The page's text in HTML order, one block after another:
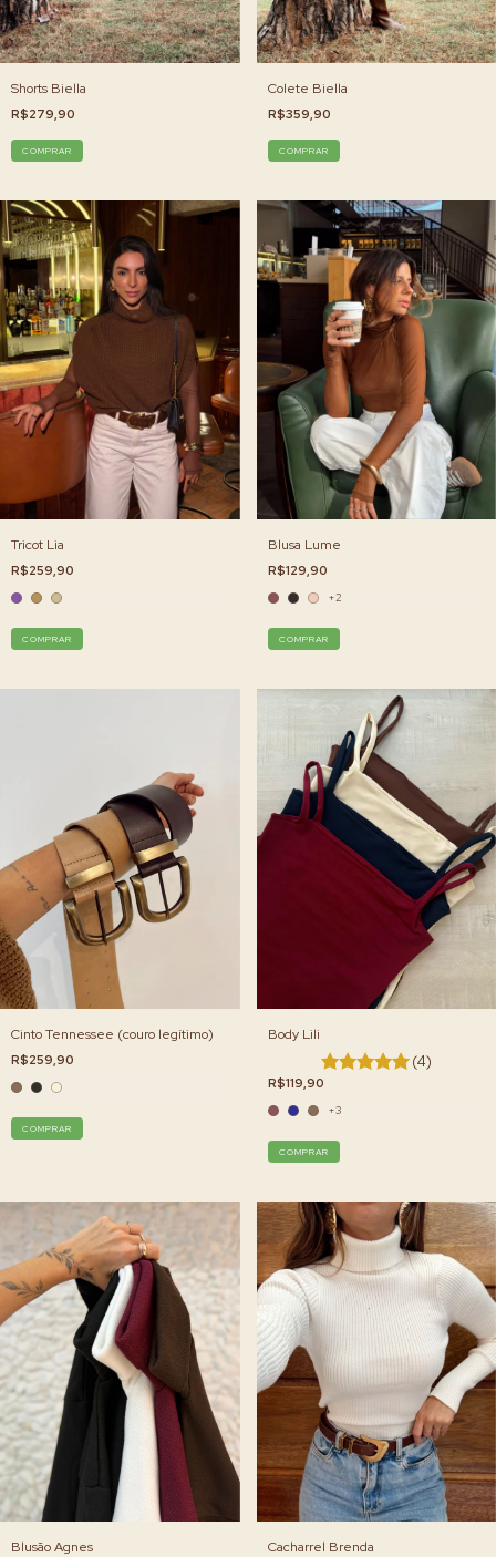
Shorts Biella
R$279,90
COMPRAR
Colete Biella
R$359,90
COMPRAR
Tricot Lia
R$259,90
COMPRAR
Blusa Lume
R$129,90
+2
COMPRAR
Cinto Tennessee (couro legítimo)
R$259,90
COMPRAR
Body Lili
(4)
R$119,90
+3
COMPRAR
Blusão Agnes Cacharrel Brenda